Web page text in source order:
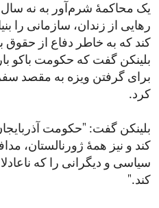
یک محاکمۀ شرم‌آور به نه
رهایی از زندان، سازمانی را
کند که به خاطر دفاع از
بلینکن گفت که حکومت باکو
برای گرفتن ویزه به مقصد
کرد.
بلینکن گفت: "حکومت
کند و نیز همۀ ژورنالستان،
سیاسی و دیگرانی را که
کند."